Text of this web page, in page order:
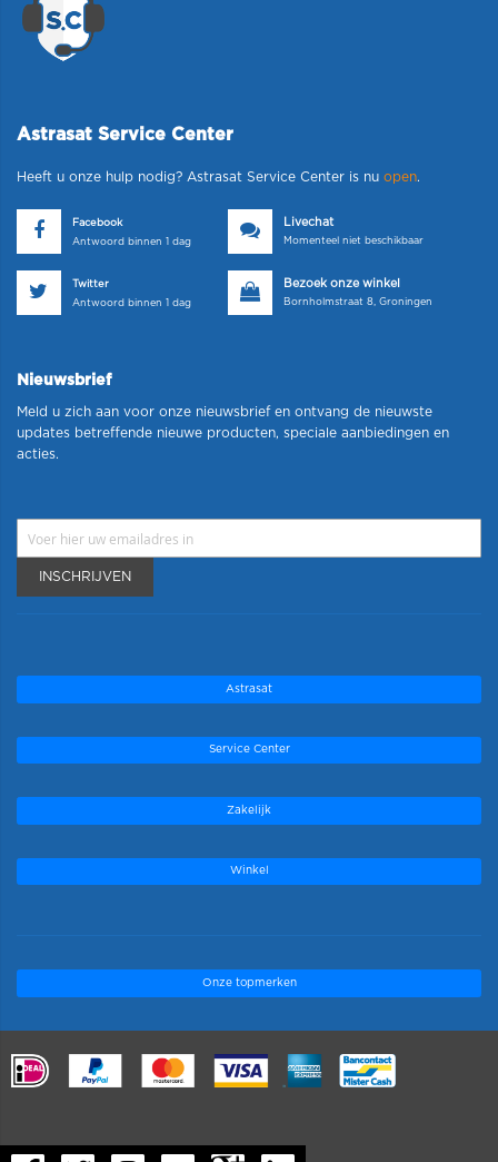
Astrasat Service Center
Heeft u onze hulp nodig? Astrasat Service Center is nu open.
Facebook
Antwoord binnen 1 dag
Livechat
Momenteel niet beschikbaar
Twitter
Antwoord binnen 1 dag
Bezoek onze winkel
Bornholmstraat 8, Groningen
Nieuwsbrief
Meld u zich aan voor onze nieuwsbrief en ontvang de nieuwste
updates betreffende nieuwe producten, speciale aanbiedingen en
acties.
INSCHRIJVEN
Astrasat
Service Center
Zakelijk
Winkel
Onze topmerken
.